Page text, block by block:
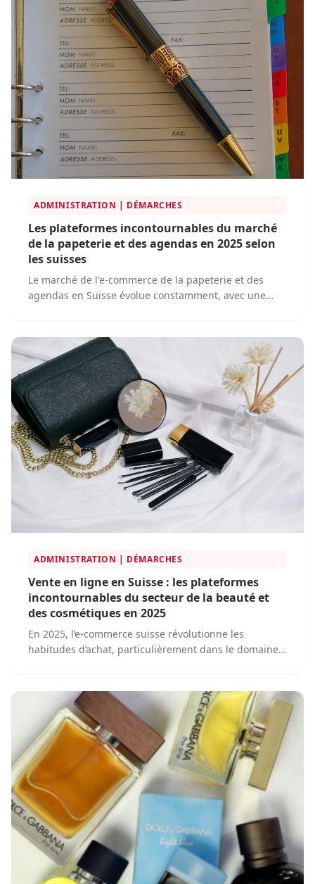
ADMINISTRATION | DÉMARCHES
Les plateformes incontournables du marché
de la papeterie et des agendas en 2025 selon
les suisses
Le marché de l'e-commerce de la papeterie et des
agendas en Suisse évolue constamment, avec une
ADMINISTRATION | DÉMARCHES
Vente en ligne en Suisse : les plateformes
incontournables du secteur de la beauté et
des cosmétiques en 2025
En 2025, l’e-commerce suisse révolutionne les
habitudes d’achat, particulièrement dans le domaine
toujours plus exigeantes en termes de qualité, de
durabilité et de personnalisation, plusieurs
plateformes s’imposent comme des références
incontournables.